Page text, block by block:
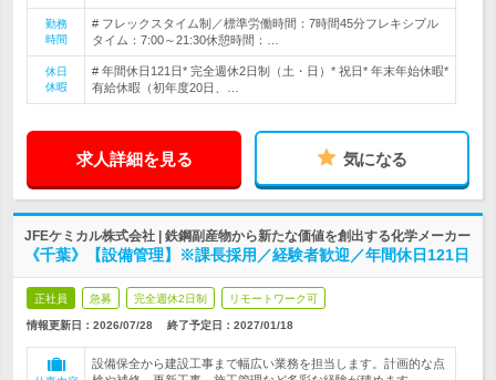
勤務
時間
# フレックスタイム制／標準労働時間：7時間45分フレキシブル
タイム：7:00～21:30休憩時間：…
休日
休暇
# 年間休日121日* 完全週休2日制（土・日）* 祝日* 年末年始休暇*
有給休暇（初年度20日、…
求人詳細を見る 気になる
JFEケミカル株式会社 | 鉄鋼副産物から新たな価値を創出する化学メーカー
《千葉》【設備管理】※課長採用／経験者歓迎／年間休日121日
正社員 急募 完全週休2日制 リモートワーク可
情報更新日：2026/07/28 終了予定日： 2027/01/18
設備保全から建設工事まで幅広い業務を担当します。計画的な点